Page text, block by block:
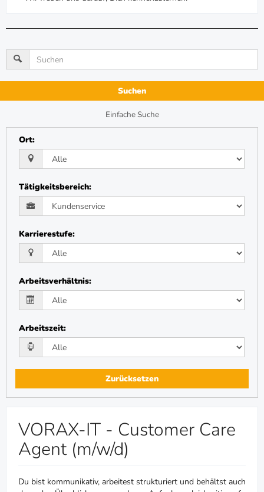
Suchen
Einfache Suche
Ort:
Tätigkeitsbereich:
Karrierestufe:
Arbeitsverhältnis:
Arbeitszeit:
Zurücksetzen
VORAX-IT - Customer Care
Agent (m/w/d)
Du bist kommunikativ, arbeitest strukturiert und behältst auch